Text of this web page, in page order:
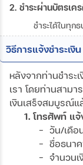
2. ชำระผ่านบัตรเค
ชำระได้ในทุก
วิธีการแจ้งชำระเงิน
หลังจากท่านชำระ
เรา โดยท่านสามา
เงินเสร็จสมบูรณ์แ
1. โทรศัพท์ แจ้
- วัน/เดือน/ปี
- ชื่อธนาคารข
- จำนวนเงิน